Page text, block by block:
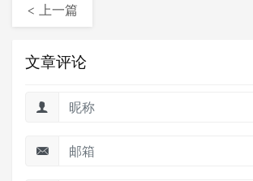
< 上一篇
文章评论